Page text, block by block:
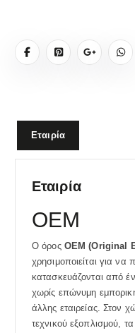
Εταιρία
Εταιρία
OEM
Ο όρος OEM (Original
χρησιμοποιείται για να
κατασκευάζονται από
χωρίς επώνυμη
άλλης εταιρείας. Στον
τεχνικού εξοπλισμού,